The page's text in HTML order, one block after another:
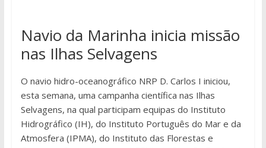
Navio da Marinha inicia missão
nas Ilhas Selvagens
O navio hidro-oceanográfico NRP D. Carlos I iniciou,
esta semana, uma campanha científica nas Ilhas
Selvagens, na qual participam equipas do Instituto
Hidrográfico (IH), do Instituto Português do Mar e da
Atmosfera (IPMA), do Instituto das Florestas e